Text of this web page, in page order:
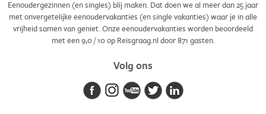
Eenoudergezinnen (en singles) blij maken. Dat doen we al meer dan 25 jaar
met onvergetelijke eenoudervakanties (en single vakanties) waar je in alle
vrijheid samen van geniet. Onze eenoudervakanties worden beoordeeld
met een9,0/10op Reisgraag.nl door871 gasten.
Volg ons